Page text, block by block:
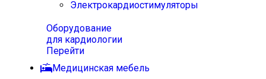
Электрокардиостимуляторы
Оборудование
для кардиологии
Перейти
Медицинская мебель